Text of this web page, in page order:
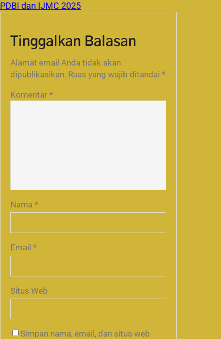
PDBI dan IJMC 2025
Tinggalkan Balasan
Alamat email Anda tidak akan
dipublikasikan. Ruas yang wajib ditandai *
Komentar *
Nama *
Email *
Situs Web
Simpan nama, email, dan situs web